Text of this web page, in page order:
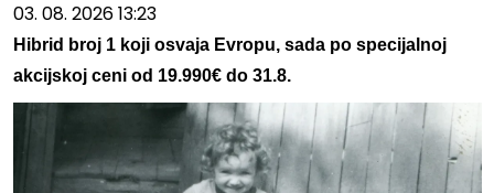
03. 08. 2026 13:23
Hibrid broj 1 koji osvaja Evropu, sada po specijalnoj
akcijskoj ceni od 19.990€ do 31.8.